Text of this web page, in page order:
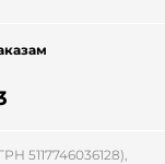
5117746036128),